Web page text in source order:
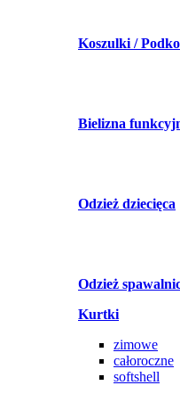
Koszulki /
Bielizna
Odzież dziecięca
Odzież
Kurtki
zimowe
całoroczne
softshell